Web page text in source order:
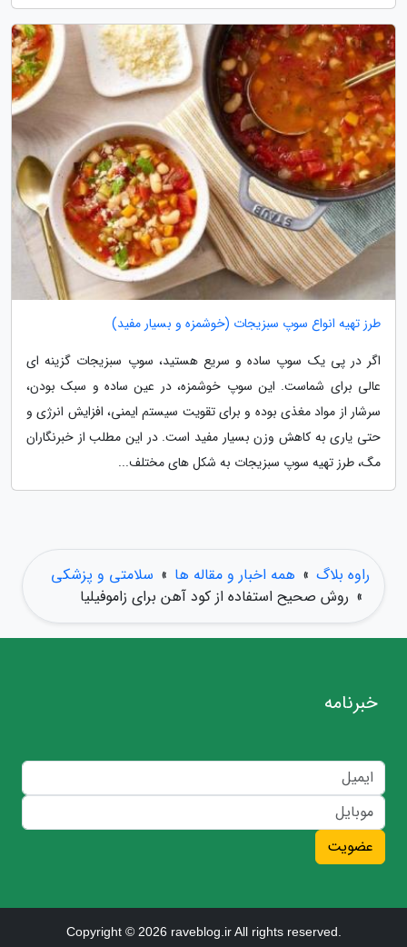
طرز تهیه انواع سوپ سبزیجات (خوشمزه و بسیار مفید)
اگر در پی یک سوپ ساده و سریع هستید، سوپ سبزیجات گزینه ای
عالی برای شماست. این سوپ خوشمزه، در عین ساده و سبک بودن،
سرشار از مواد مغذی بوده و برای تقویت سیستم ایمنی، افزایش انرژی و
حتی یاری به کاهش وزن بسیار مفید است. در این مطلب از خبرنگاران
مگ، طرز تهیه سوپ سبزیجات به شکل های مختلف...
راوه بلاگ » همه اخبار و مقاله ها » سلامتی و پزشکی
» روش صحیح استفاده از کود آهن برای زاموفیلیا
خبرنامه
عضویت
Copyright © 2026 raveblog.ir All rights reserved.